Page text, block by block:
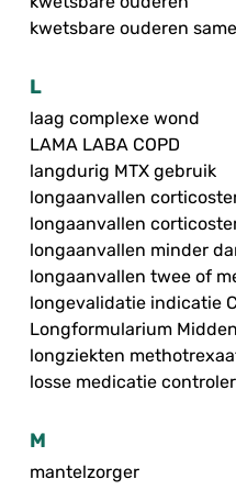
kwetsbare ouderen
L
laag complexe wond
LAMA LABA COPD
langdurig MTX gebruik
longaanvallen
longaanvallen
longaanvallen minder
longaanvallen twee of
longevalidatie indicatie
Longformularium
longziekten
losse medicatie
M
mantelzorger